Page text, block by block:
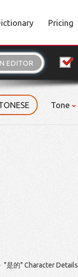
Pricing
EDITOR
Tone
"是的" Character Details